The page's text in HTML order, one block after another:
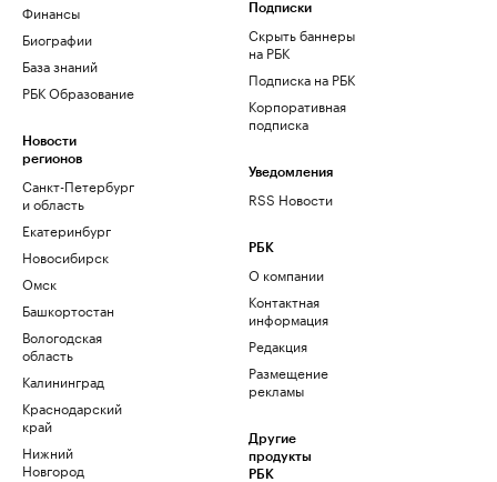
Финансы
Биографии
База знаний
РБК Образование
Новости
регионов
Санкт-Петербург
и область
Екатеринбург
Новосибирск
Омск
Башкортостан
Вологодская
область
Калининград
Краснодарский
край
Нижний
Новгород
Подписки
Скрыть баннеры
на РБК
Подписка на РБК
Корпоративная
подписка
Уведомления
RSS Новости
РБК
О компании
Контактная
информация
Редакция
Размещение
рекламы
Другие
продукты
РБК